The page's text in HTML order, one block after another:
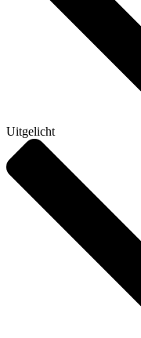
Uitgelicht